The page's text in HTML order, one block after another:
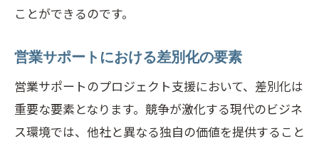
ことができるのです。
営業サポートにおける差別化の要素
営業サポートのプロジェクト支援において、差別化は
重要な要素となります。競争が激化する現代のビジネ
ス環境では、他社と異なる独自の価値を提供すること